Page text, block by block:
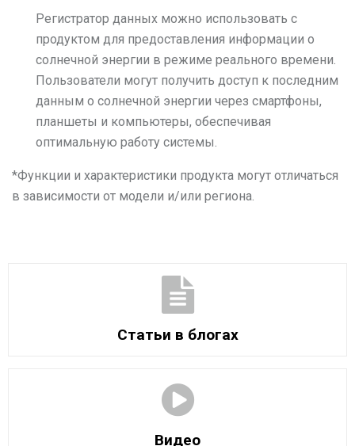
Регистратор данных можно использовать с
продуктом для предоставления информации о
солнечной энергии в режиме реального времени.
Пользователи могут получить доступ к последним
данным о солнечной энергии через смартфоны,
планшеты и компьютеры, обеспечивая
оптимальную работу системы.
*Функции и характеристики продукта могут отличаться
в зависимости от модели и/или региона.
Статьи в блогах
Видео